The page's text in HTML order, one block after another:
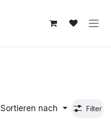
Sortieren nach Filter